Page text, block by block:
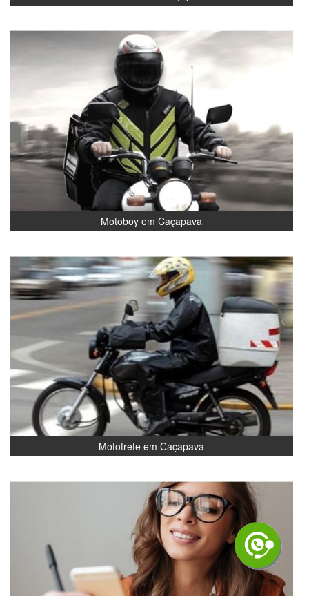
Motoboy em Caçapava
Motofrete em Caçapava